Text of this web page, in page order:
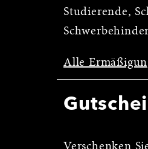
Studierende,
Alle
Verschenken